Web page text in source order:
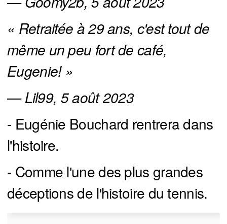
« Retraitée à 29 ans, c'est tout de
même un peu fort de café,
Eugenie! »
— Lil99, 5 août 2023
- Eugénie Bouchard rentrera dans
l'histoire.
- Comme l'une des plus grandes
déceptions de l'histoire du tennis.